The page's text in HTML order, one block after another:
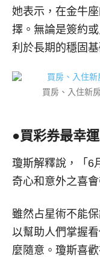
她表示，在金牛
擇。無論是簽約
利於長期的穩固
買房、入住新
●買彩券最幸運
瓊斯解釋說，「6
奇心和意外之喜
雖然占星術不能
以幫助人們掌握
麼隨意。瓊斯喜